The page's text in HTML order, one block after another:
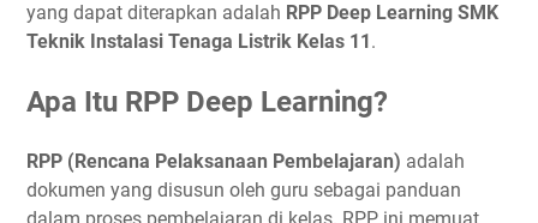
yang dapat diterapkan adalah RPP Deep Learning SMK
Teknik Instalasi Tenaga Listrik Kelas 11.
Apa Itu RPP Deep Learning?
RPP (Rencana Pelaksanaan Pembelajaran) adalah
dokumen yang disusun oleh guru sebagai panduan